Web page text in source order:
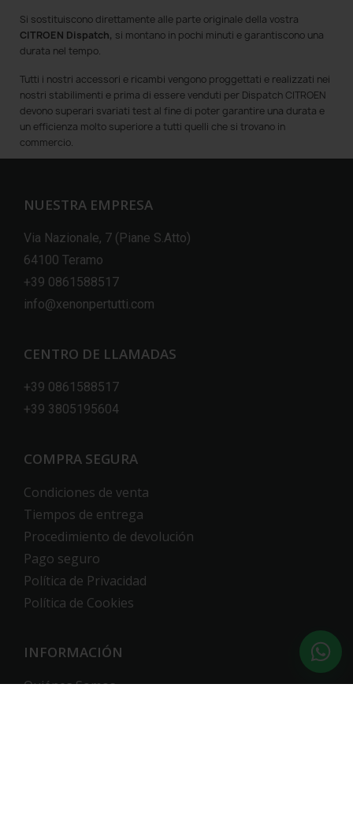
Si sostituiscono direttamente alle parte originale della vostra
CITROEN Dispatch, si montano in pochi minuti e garantiscono una
durata nel tempo.
Tutti i nostri accessori e ricambi vengono proggettati e realizzati nei
nostri stabilimenti e prima di essere venduti per Dispatch CITROEN
devono superari svariati test al fine di poter garantire una durata e
un efficienza molto superiore a tutti quelli che si trovano in
commercio.
NUESTRA EMPRESA
Via Nazionale, 7 (Piane S.Atto)
64100 Teramo
+39 0861588517
info@xenonpertutti.com
CENTRO DE LLAMADAS
+39 0861588517
+39 3805195604
COMPRA SEGURA
Condiciones de venta
Tiempos de entrega
Procedimiento de devolución
Pago seguro
Política de Privacidad
Política de Cookies
INFORMACIÓN
Quiénes Somos